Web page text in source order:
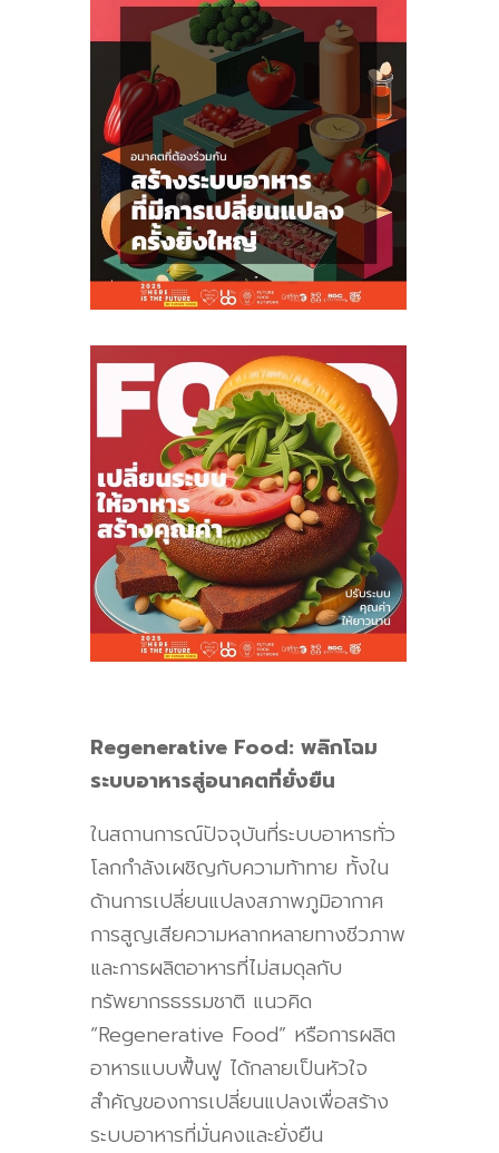
Regenerative Food: พลิกโฉม
ระบบอาหารสู่อนาคตที่ยั่งยืน
ในสถานการณ์ปัจจุบันที่ระบบอาหารทั่ว
โลกกำลังเผชิญกับความท้าทาย ทั้งใน
ด้านการเปลี่ยนแปลงสภาพภูมิอากาศ
การสูญเสียความหลากหลายทางชีวภาพ
และการผลิตอาหารที่ไม่สมดุลกับ
ทรัพยากรธรรมชาติ แนวคิด
“Regenerative Food” หรือการผลิต
อาหารแบบฟื้นฟู ได้กลายเป็นหัวใจ
สำคัญของการเปลี่ยนแปลงเพื่อสร้าง
ระบบอาหารที่มั่นคงและยั่งยืน